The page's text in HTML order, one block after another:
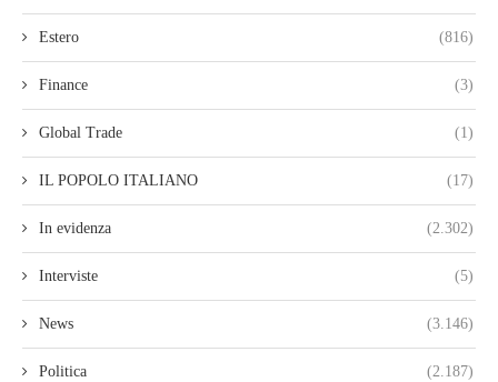
Estero (816)
Finance (3)
Global Trade (1)
IL POPOLO ITALIANO (17)
In evidenza (2.302)
Interviste (5)
News (3.146)
Politica (2.187)